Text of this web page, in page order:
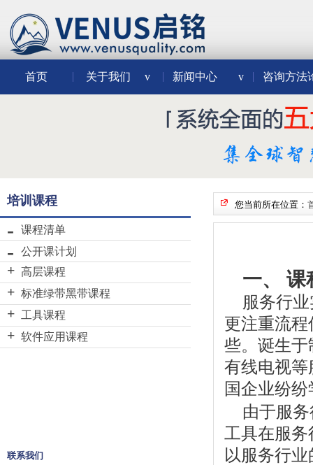
首页 关于我们 v 新闻中心 v 咨询方法
培训课程
课程清单
公开课计划
高层课程
VENUS“学分制”六西格玛黑
带大师课程
战略地图课程
标准绿带黑带课程
精益六西格玛绿带课程
精益六西格玛绿带升级黑带
工具课程
VSM(价值流图)课程
软件应用课程
联系我们
您当前所在位置：
一、 课
服务行
更注重流
些。诞生于
有线电视
国企业纷
由于服
工具在服
以服务行